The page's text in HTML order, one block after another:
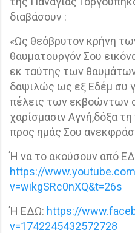
διαβάσουν :
«Ως θεόβρυτον κρήνη
θαυματουργόν Σου
εκ ταύτης των
δαψιλώς ως εξ Εδέμ συ
πέλεις των εκβοώντων
χαρίσμασιν Αγνή,δόξα
προς ημάς Σου
Ή να το ακούσουν από
https://
v=wikgSRc0nXQ&t=26s
Ή ΕΔΩ: https://
v=1742245432572728